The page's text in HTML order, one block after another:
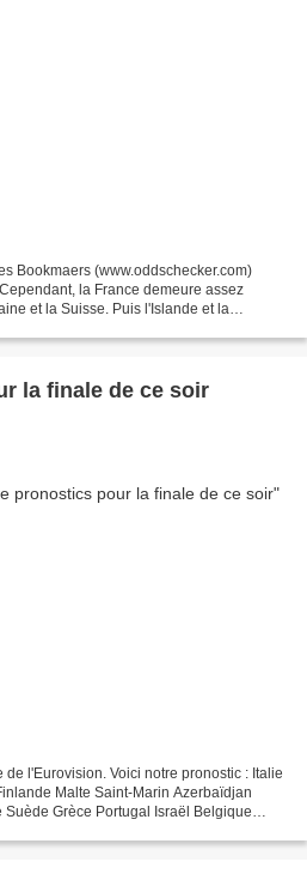
Bookmaers (www.oddschecker.com)
la France demeure assez
et la Suisse. Puis l'Islande et la
la finale de ce soir
l'Eurovision. Voici notre pronostic : Italie
Malte Saint-Marin Azerbaïdjan
Grèce Portugal Israël Belgique